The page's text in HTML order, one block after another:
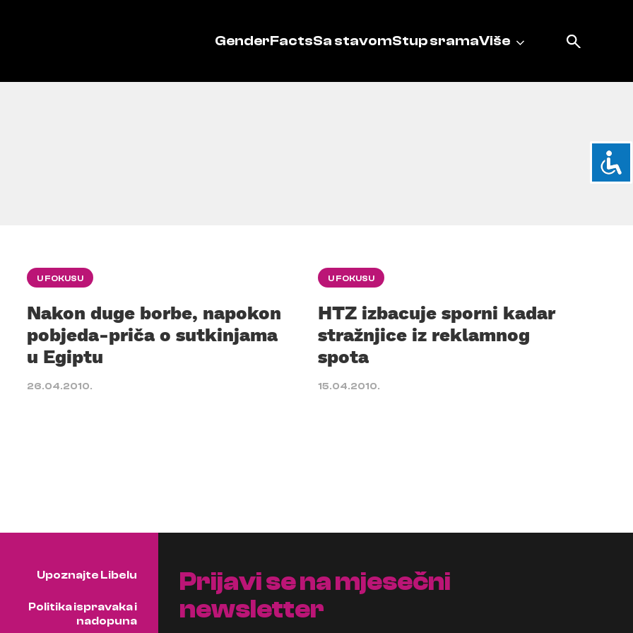
GenderFactsSa stavomStup sramaViše
U FOKUSU
Nakon duge borbe, napokon
pobjeda-priča o sutkinjama
u Egiptu
26.04.2010.
U FOKUSU
HTZ izbacuje sporni kadar
stražnjice iz reklamnog
spota
15.04.2010.
Upoznajte Libelu
Politika ispravaka i
nadopuna
Prijavi se na mjesečni
newsletter